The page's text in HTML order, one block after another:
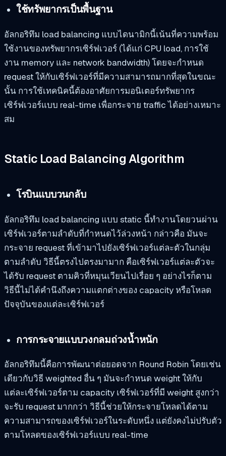
ใช้ทรัพยากรเป็นพื้นฐาน
อัลกอริทึม load balancing แบบไดนามิกนี้เน้นที่ความพร้อม
ใช้งานของทรัพยากรเซิร์ฟเวอร์ (ได้แก่ CPU load, การใช้
งาน memory และ network bandwidth) โดยจะกำหนด
request ให้กับเซิร์ฟเวอร์ที่มีความสามารถมากที่สุดในขณะ
นั้น การใช้เทคนิคนี้ต้องอาศัยการมอนิเตอร์ทรัพยากร
เซิร์ฟเวอร์แบบ real-time เพื่อกระจาย traffic ได้อย่างเหมาะ
สม
Static Load Balancing Algorithm
โรบินแบบวนกลับ
อัลกอริทึม load balancing แบบ static นี้ทำงานโดยวนผ่าน
เซิร์ฟเวอร์ตามลำดับที่กำหนดไว้ล่วงหน้า กล่าวคือ มันจะ
กระจาย request ที่เข้ามาไปยังเซิร์ฟเวอร์แต่ละตัวในกลุ่ม
ตามลำดับ วิธีนี้ตรงไปตรงมามาก คือเซิร์ฟเวอร์แต่ละตัวจะ
ได้รับ request ตามคิวที่หมุนเวียนไปเรื่อย ๆ อย่างไรก็ตาม
วิธีนี้ไม่ได้คำนึงถึงความแตกต่างของ capacity หรือโหลด
ปัจจุบันของแต่ละเซิร์ฟเวอร์
การกระจายแบบวงกลมถ่วงน้ำหนัก
อัลกอริทึมนี้คือการพัฒนาต่อยอดจาก Round Robin โดยเช่น
เดียวกับวิธี weighted อื่น ๆ มันจะกำหนด weight ให้กับ
แต่ละเซิร์ฟเวอร์ตาม capacity เซิร์ฟเวอร์ที่มี weight สูงกว่า
จะรับ request มากกว่า วิธีนี้ช่วยให้กระจายโหลดได้ตาม
ความสามารถของเซิร์ฟเวอร์ในระดับหนึ่ง แต่ยังคงไม่ปรับตัว
ตามโหลดของเซิร์ฟเวอร์แบบ real-time